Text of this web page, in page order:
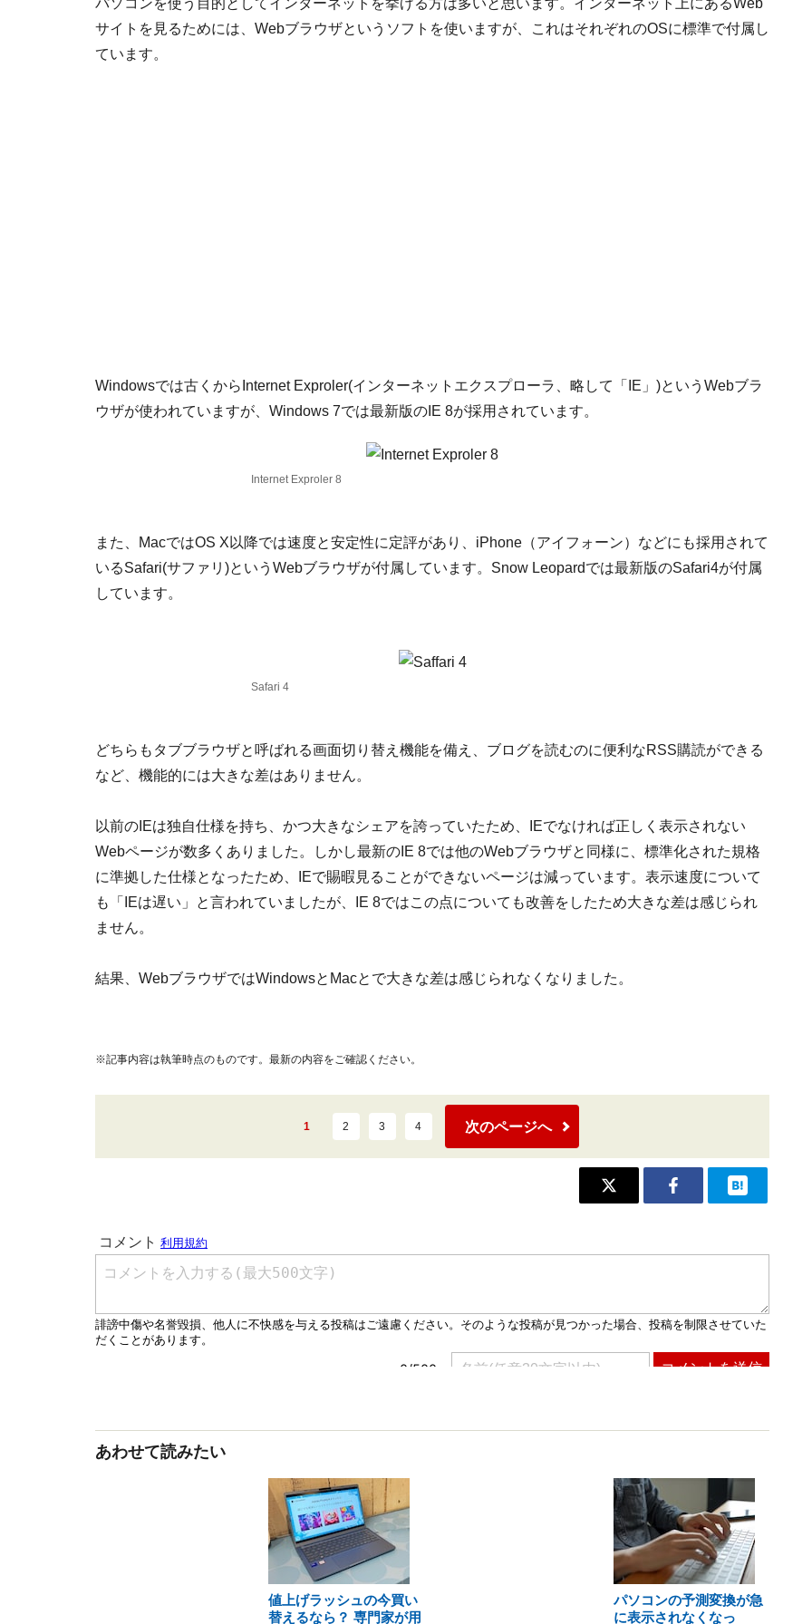
パソコンを使う目的としてインターネットを挙げる方は多いと思います。インターネット上にあるWeb
サイトを見るためには、Webブラウザというソフトを使いますが、これはそれぞれのOSに標準で付属し
ています。
Windowsでは古くからInternet Exproler(インターネットエクスプローラ、略して「IE」)というWebブラ
ウザが使われていますが、Windows 7では最新版のIE 8が採用されています。
Internet Exproler 8
また、MacではOS X以降では速度と安定性に定評があり、iPhone（アイフォーン）などにも採用されて
いるSafari(サファリ)というWebブラウザが付属しています。Snow Leopardでは最新版のSafari4が付属
しています。
Safari 4
どちらもタブブラウザと呼ばれる画面切り替え機能を備え、ブログを読むのに便利なRSS購読ができる
など、機能的には大きな差はありません。
以前のIEは独自仕様を持ち、かつ大きなシェアを誇っていたため、IEでなければ正しく表示されない
Webページが数多くありました。しかし最新のIE 8では他のWebブラウザと同様に、標準化された規格
に準拠した仕様となったため、IEで賜暇見ることができないページは減っています。表示速度について
も「IEは遅い」と言われていましたが、IE 8ではこの点についても改善をしたため大きな差は感じられ
ません。
結果、WebブラウザではWindowsとMacとで大きな差は感じられなくなりました。
※記事内容は執筆時点のものです。最新の内容をご確認ください。
1 2 3 4 次のページへ
あわせて読みたい
値上げラッシュの今買い
替えるなら？ 専門家が用
パソコンの予測変換が急
に表示されなくなっ